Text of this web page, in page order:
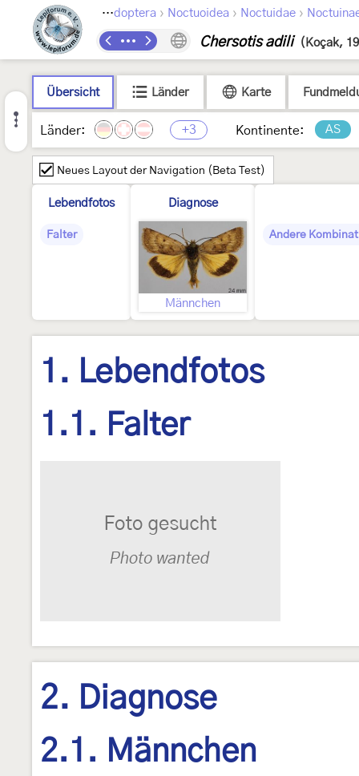
Lepidoptera › Noctuoidea › Noctuidae ›
Chersotis adili (Koçak,
Übersicht Länder Karte
Länder: +3 Kontinente: AS
Neues Layout der Navigation (Beta Test)
Lebendfotos
Falter
Diagnose
Männchen
Andere
1. Lebendfotos
1.1. Falter
2. Diagnose
2.1. Männchen